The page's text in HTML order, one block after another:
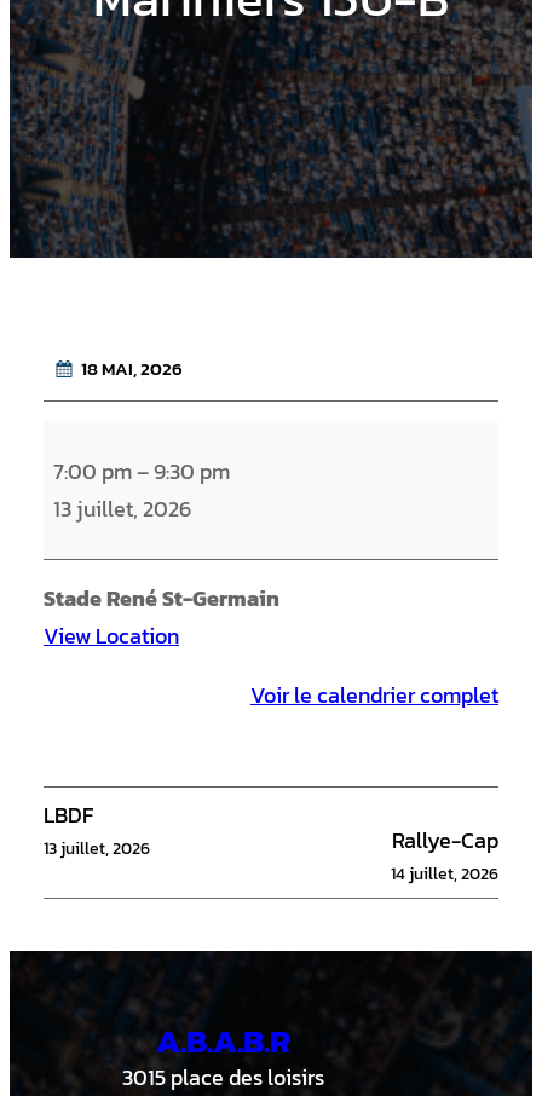
18 MAI, 2026
a
i
n
i
5
U
7:00 pm–9:30 pm
13 juillet, 2026
Stade René St-Germain
View Location
Voir le calendrier complet
LBDF
13 juillet, 2026 Rallye-Cap
14 juillet, 2026
A.B.A.B.R
3015 place des loisirs